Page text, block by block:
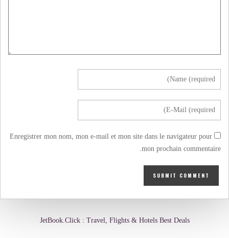
Enregistrer mon nom, mon e-mail et mon site dans le navigateur pour
mon prochain commentaire.
JetBook.Click : Travel, Flights & Hotels Best Deals